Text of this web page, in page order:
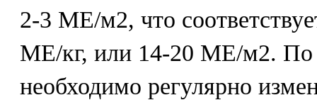
2-3 МЕ/м2, что
МЕ/кг, или 14-20 МЕ/м2. По
необходимо регулярно